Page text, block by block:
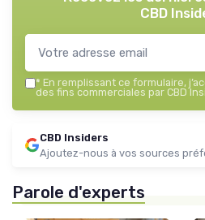
CBD
* En remplissant ce formulaire,
des fins commerciales par CBD
CBD Insiders
Ajoutez-nous à vos sources
Parole d'experts